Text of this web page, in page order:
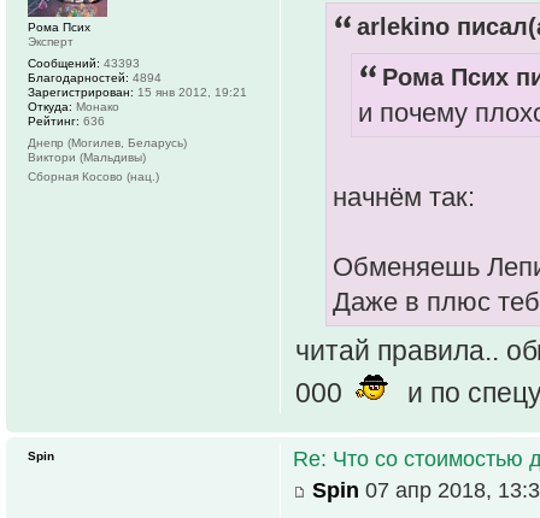
arlekino
Рома Псих
и почему
начнём так:
Обменяешь
Даже в плюс
читай правила..
000
и по
Рома Псих
Эксперт
Сообщений: 43393
Благодарностей: 4894
Зарегистрирован: 15 янв 2012, 19:21
Откуда: Монако
Рейтинг: 636
Днепр (Могилев, Беларусь)
Виктори (Мальдивы)
Сборная Косово (нац.)
Re: Что со стоимостью
Spin 07 апр 2018,
Spin